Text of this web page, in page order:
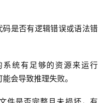
码是否有逻辑错误或语法错
系统有足够的资源来运行
会导致推理失败。